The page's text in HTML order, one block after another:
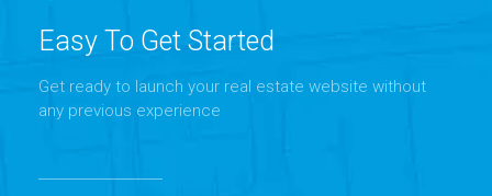
Easy To Get Started
Get ready to launch your real estate website without
any previous experience